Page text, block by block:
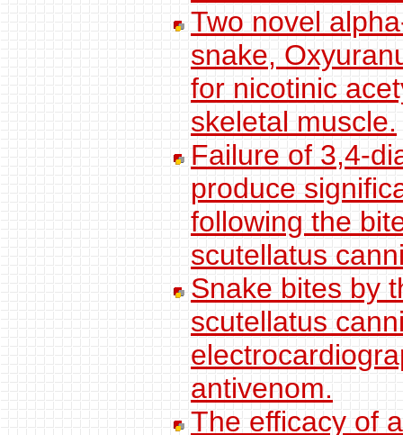
Two novel
snake,
for nicotinic
skeletal muscle.
Failure of 3,4-
produce
following the
scutellatus
Snake bites by
scutellatus
antivenom.
The efficacy of